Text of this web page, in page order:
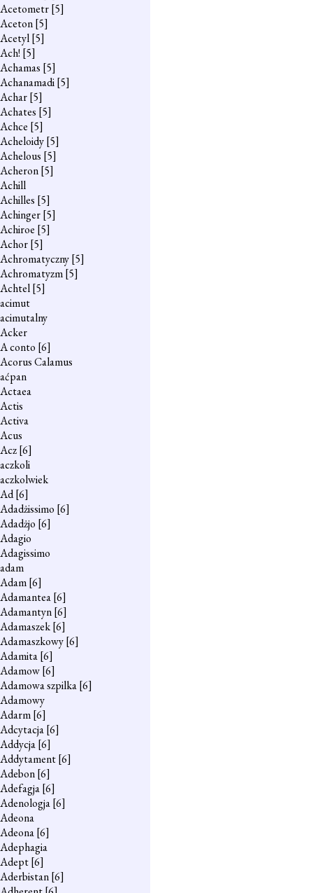
Acetometr[5]
Aceton[5]
Acetyl[5]
Ach! [5]
Achamas [5]
Achanamadi[5]
Achar[5]
Achates [5]
Achce [5]
Acheloidy[5]
Achelous [5]
Acheron[5]
Achill
Achilles [5]
Achinger[5]
Achiroe [5]
Achor[5]
Achromatyczny[5]
Achromatyzm[5]
Achtel[5]
acimut
acimutalny
Acker
A conto [6]
Acorus Calamus
aćpan
Actaea
Actis
Activa
Acus
Acz[6]
aczkoli
aczkolwiek
Ad[6]
Adadżissimo [6]
Adadżjo [6]
Adagio
Adagissimo
adam
Adam[6]
Adamantea[6]
Adamantyn[6]
Adamaszek[6]
Adamaszkowy[6]
Adamita[6]
Adamow[6]
Adamowa szpilka[6]
Adamowy
Adarm[6]
Adcytacja[6]
Addycja[6]
Addytament[6]
Adebon[6]
Adefagja[6]
Adenologja[6]
Adeona
Adeona[6]
Adephagia
Adept[6]
Aderbistan[6]